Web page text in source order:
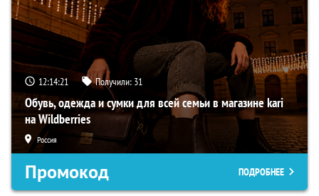
12:14:20 Получили: 31
Обувь, одежда и сумки для всей семьи в магазине kari
на Wildberries
Россия
Промокод ПОДРОБНЕЕ